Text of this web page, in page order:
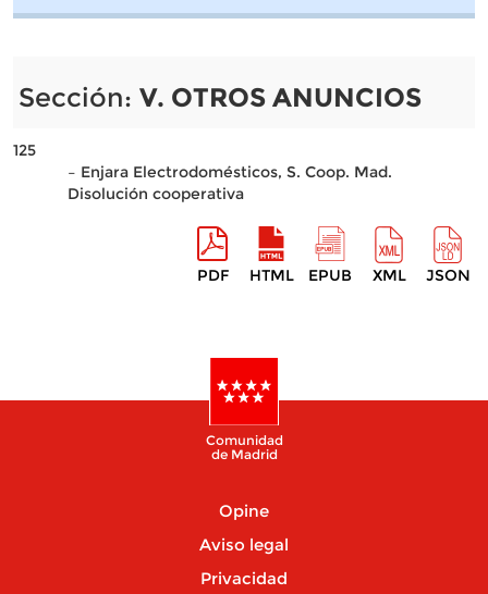
Sección: V. OTROS ANUNCIOS
125
– Enjara Electrodomésticos, S. Coop. Mad.
Disolución cooperativa
PDF HTML EPUB XML JSON
Comunidad
de Madrid
Opine
Aviso legal
Privacidad